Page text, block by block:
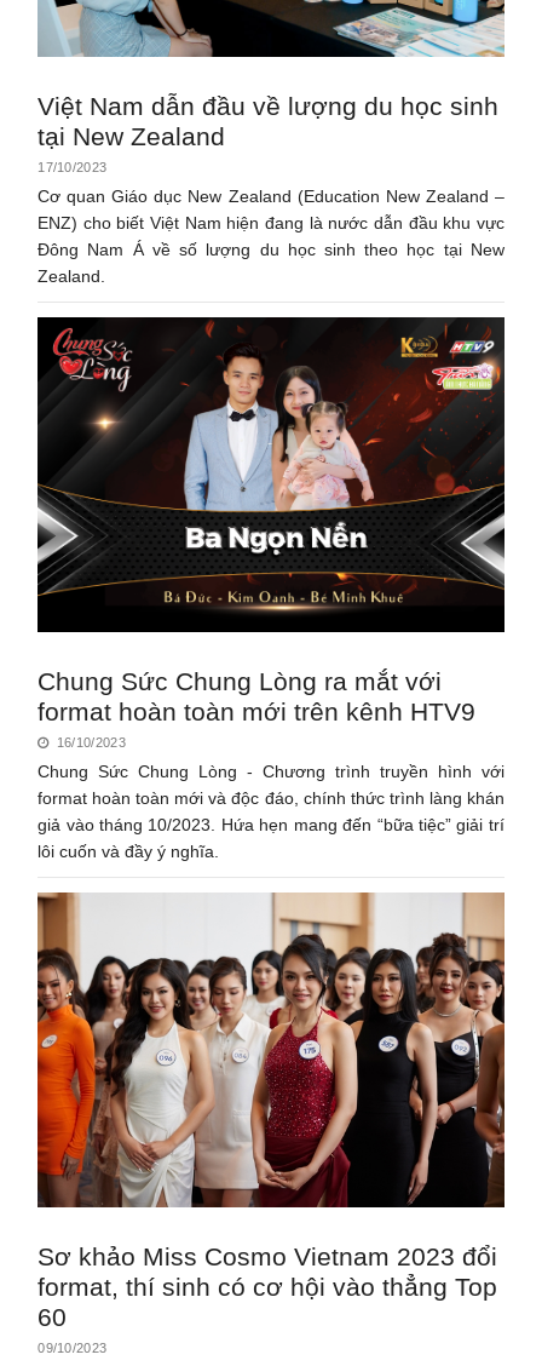
Việt Nam dẫn đầu về lượng du học sinh
tại New Zealand
17/10/2023
Cơ quan Giáo dục New Zealand (Education New Zealand –
ENZ) cho biết Việt Nam hiện đang là nước dẫn đầu khu vực
Đông Nam Á về số lượng du học sinh theo học tại New
Zealand.
Chung Sức Chung Lòng ra mắt với
format hoàn toàn mới trên kênh HTV9
16/10/2023
Chung Sức Chung Lòng - Chương trình truyền hình với
format hoàn toàn mới và độc đáo, chính thức trình làng khán
giả vào tháng 10/2023. Hứa hẹn mang đến “bữa tiệc” giải trí
lôi cuốn và đầy ý nghĩa.
Sơ khảo Miss Cosmo Vietnam 2023 đổi
format, thí sinh có cơ hội vào thẳng Top
60
09/10/2023